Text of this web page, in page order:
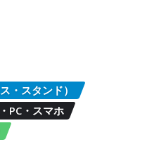
・スタンド）
PC・スマホ